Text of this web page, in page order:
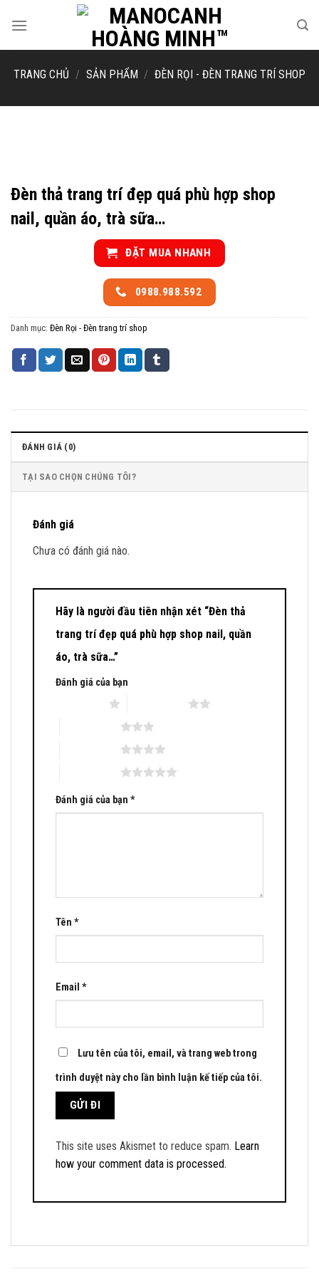
TRANG CHỦ / SẢN PHẨM / ĐÈN RỌI - ĐÈN TRANG TRÍ SHOP
Đèn thả trang trí đẹp quá phù hợp shop
nail, quần áo, trà sữa…
ĐẶT MUA NHANH
0988.988.592
Danh mục: Đèn Rọi - Đèn trang trí shop
ĐÁNH GIÁ (0)
TẠI SAO CHỌN CHÚNG TÔI?
Đánh giá
Chưa có đánh giá nào.
Hãy là người đầu tiên nhận xét “Đèn thả
trang trí đẹp quá phù hợp shop nail, quần
áo, trà sữa…”
Đánh giá của bạn
Đánh giá của bạn *
Tên *
Email *
Lưu tên của tôi, email, và trang web trong
trình duyệt này cho lần bình luận kế tiếp của tôi.
This site uses Akismet to reduce spam. Learn
how your comment data is processed.